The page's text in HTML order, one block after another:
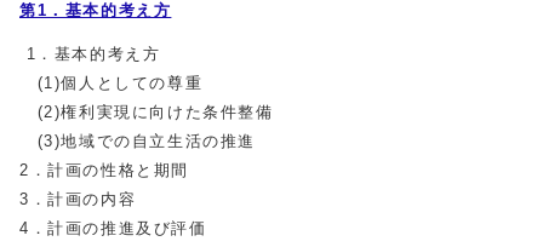
第1．基本的考え方
1．基本的考え方
(1)個人としての尊重
(2)権利実現に向けた条件整備
(3)地域での自立生活の推進
2．計画の性格と期間
3．計画の内容
4．計画の推進及び評価